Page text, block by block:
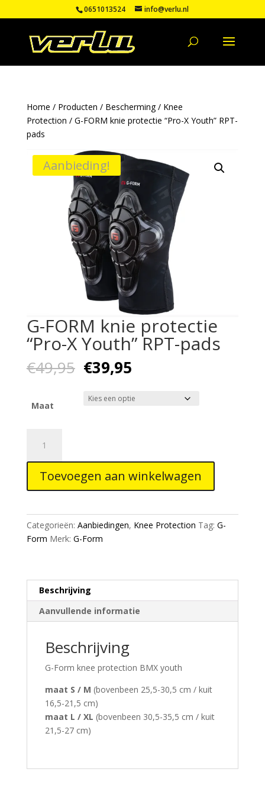
0651013524 info@verlu.nl
Home / Producten / Bescherming/ Knee
Protection / G-FORM knie protectie “Pro-X Youth” RPT-
pads
Aanbieding!
G-FORM knie protectie
“Pro-X Youth” RPT-pads
€49,95 Oorspronkelijke
prijs
was:
€49,95.
€39,95Huidige
is:
€39,95.
Maat
FORM
knie
protectie
"Pro-
Youth"
RPT-
pads
Toevoegen aan winkelwagen
Categorieën: Aanbiedingen, Knee Protection Tag: G-
Form Merk: G-Form
Beschrijving
Aanvullende informatie
Beschrijving
G-Form knee protection BMX youth
maat S / M (bovenbeen 25,5-30,5 cm / kuit
16,5-21,5 cm)
maat L / XL (bovenbeen 30,5-35,5 cm / kuit
21,5-27 cm)